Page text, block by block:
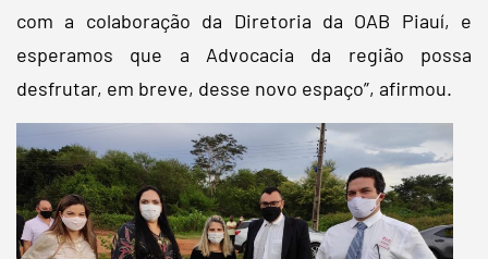
com a colaboração da Diretoria da OAB Piauí, e
esperamos que a Advocacia da região possa
desfrutar, em breve, desse novo espaço”, afirmou.